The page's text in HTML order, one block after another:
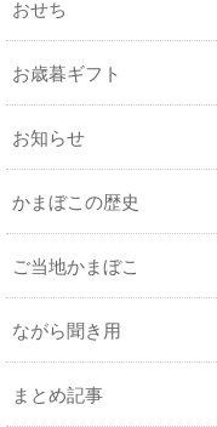
おせち
お歳暮ギフト
お知らせ
かまぼこの歴史
ご当地かまぼこ
ながら聞き用
まとめ記事